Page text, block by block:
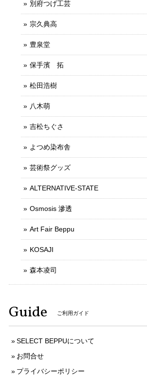
別府つげ工芸
宗久典高
豊泉堂
保手濱 拓
松田浩樹
八木萌
吉松ちぐさ
よつめ染布舎
芸術祭グッズ
ALTERNATIVE-STATE
Osmosis 滲透
Art Fair Beppu
KOSAJI
森本凌司
Guide ご利用ガイド
SELECT BEPPUについて
お問合せ
プライバシーポリシー